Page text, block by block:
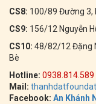
CS8: 100/89 Đường 3,
CS9: 156/12 Nguyễn
CS10: 48/82/12 Đặng
Bè
Hotline: 0938.814.589
Mail:
Facebook: An Khánh